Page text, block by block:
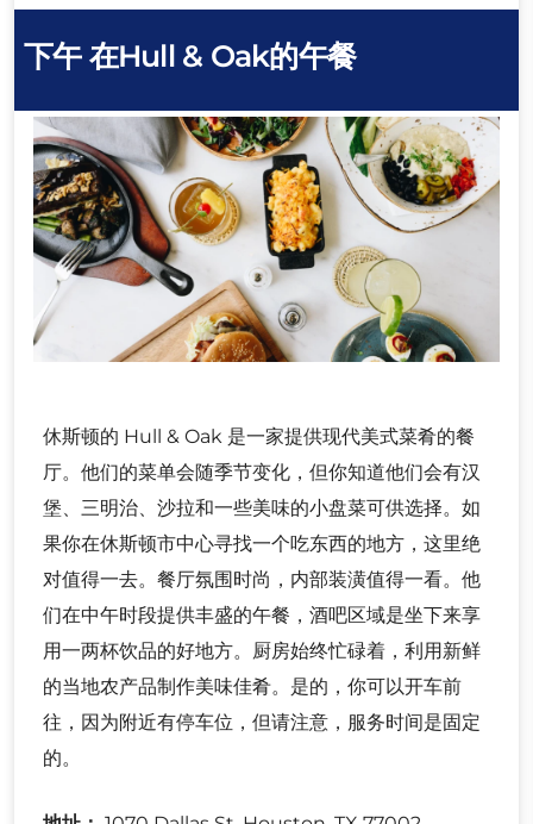
下午 在Hull & Oak的午餐
休斯顿的 Hull & Oak 是一家提供现代美式菜肴的餐
厅。他们的菜单会随季节变化，但你知道他们会有汉
堡、三明治、沙拉和一些美味的小盘菜可供选择。如
果你在休斯顿市中心寻找一个吃东西的地方，这里绝
对值得一去。餐厅氛围时尚，内部装潢值得一看。他
们在中午时段提供丰盛的午餐，酒吧区域是坐下来享
用一两杯饮品的好地方。厨房始终忙碌着，利用新鲜
的当地农产品制作美味佳肴。是的，你可以开车前
往，因为附近有停车位，但请注意，服务时间是固定
的。